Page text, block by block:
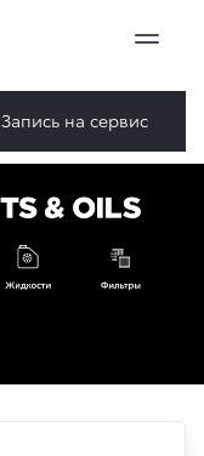
Запись на сервис